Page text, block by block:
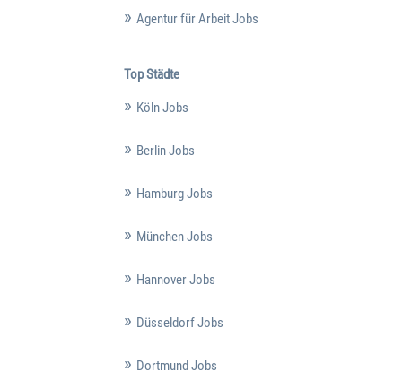
Agentur für Arbeit Jobs
Top Städte
Köln Jobs
Berlin Jobs
Hamburg Jobs
München Jobs
Hannover Jobs
Düsseldorf Jobs
Dortmund Jobs